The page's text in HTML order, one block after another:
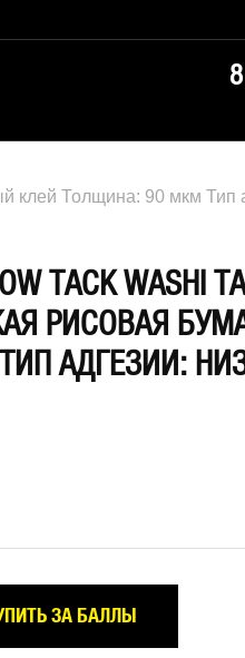
клей Толщина: 90 мкм Тип
TACK WASHI
РИСОВАЯ
АДГЕЗИИ:
ЗА БАЛЛЫ